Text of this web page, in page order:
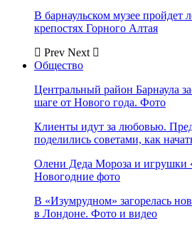
В барнаульском музее пройдет
крепостях Горного Алтая
Prev Next
Общество
Центральный район Барнаула
шаге от Нового года. Фото
Клиенты идут за любовью.
поделились советами, как
Олени Деда Мороза и игрушки
Новогодние фото
В «Изумрудном» загорелась
в Лондоне. Фото и видео